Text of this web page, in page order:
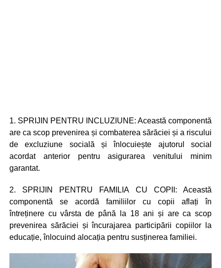
1. SPRIJIN PENTRU INCLUZIUNE: Această componentă
are ca scop prevenirea și combaterea sărăciei și a riscului
de excluziune socială și înlocuiește ajutorul social
acordat anterior pentru asigurarea venitului minim
garantat.
2. SPRIJIN PENTRU FAMILIA CU COPII: Această
componentă se acordă familiilor cu copii aflați în
întreținere cu vârsta de până la 18 ani și are ca scop
prevenirea sărăciei și încurajarea participării copiilor la
educație, înlocuind alocația pentru susținerea familiei.